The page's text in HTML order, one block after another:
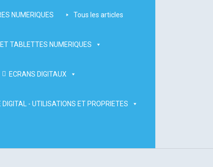
NUMERIQUES Tous les articles
TABLETTES NUMERIQUES
ECRANS DIGITAUX
DIGITAL - UTILISATIONS ET PROPRIETES